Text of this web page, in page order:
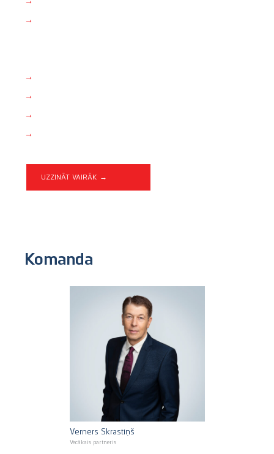
→
→
→
→
→
UZZINĀT VAIRĀK →
Komanda
Verners Skrastiņš
Vecākais partneris